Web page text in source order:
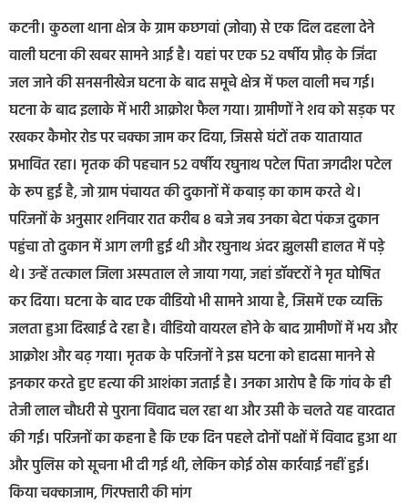
कटनी। कुठला थाना क्षेत्र के ग्राम कछगवां (जोवा) से एक दिल दहला देने
वाली घटना की खबर सामने आई है। यहां पर एक 52 वर्षीय प्रौढ़ के जिंदा
जल जाने की सनसनीखेज घटना के बाद समूचे क्षेत्र में फल वाली मच गई।
घटना के बाद इलाके में भारी आक्रोश फैल गया। ग्रामीणों ने शव को सड़क पर
रखकर कैमोर रोड पर चक्का जाम कर दिया, जिससे घंटों तक यातायात
प्रभावित रहा। मृतक की पहचान 52 वर्षीय रघुनाथ पटेल पिता जगदीश पटेल
के रूप हुई है, जो ग्राम पंचायत की दुकानों में कबाड़ का काम करते थे।
परिजनों के अनुसार शनिवार रात करीब 8 बजे जब उनका बेटा पंकज दुकान
पहुंचा तो दुकान में आग लगी हुई थी और रघुनाथ अंदर झुलसी हालत में पड़े
थे। उन्हें तत्काल जिला अस्पताल ले जाया गया, जहां डॉक्टरों ने मृत घोषित
कर दिया। घटना के बाद एक वीडियो भी सामने आया है, जिसमें एक व्यक्ति
जलता हुआ दिखाई दे रहा है। वीडियो वायरल होने के बाद ग्रामीणों में भय और
आक्रोश और बढ़ गया। मृतक के परिजनों ने इस घटना को हादसा मानने से
इनकार करते हुए हत्या की आशंका जताई है। उनका आरोप है कि गांव के ही
तेजी लाल चौधरी से पुराना विवाद चल रहा था और उसी के चलते यह वारदात
की गई। परिजनों का कहना है कि एक दिन पहले दोनों पक्षों में विवाद हुआ था
और पुलिस को सूचना भी दी गई थी, लेकिन कोई ठोस कार्रवाई नहीं हुई।
किया चक्काजाम, गिरफ्तारी की मांग